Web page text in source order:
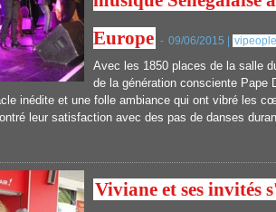
Europe - 09/06/2015 |
Avec les 1850 places de la salle
de la génération consciente Pape
inédite et une folle ambiance qui ont vibré les
leur satisfaction avec des pas de danses
Viviane et ses invités